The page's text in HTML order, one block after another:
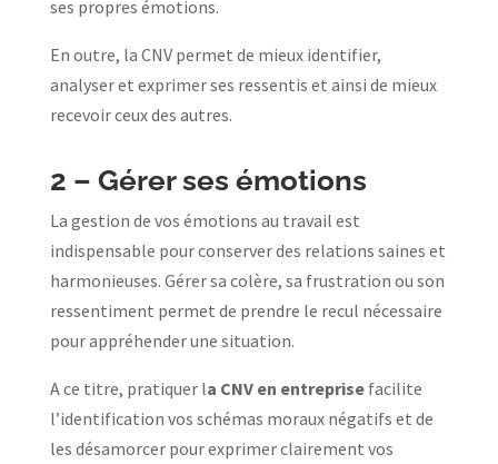
ses propres émotions.
En outre, la CNV permet de mieux identifier,
analyser et exprimer ses ressentis et ainsi de mieux
recevoir ceux des autres.
2 – Gérer ses émotions
La gestion de vos émotions au travail est
indispensable pour conserver des relations saines et
harmonieuses. Gérer sa colère, sa frustration ou son
ressentiment permet de prendre le recul nécessaire
pour appréhender une situation.
A ce titre, pratiquer la CNV en entreprisefacilite
l’identification vos schémas moraux négatifs et de
les désamorcer pour exprimer clairement vos